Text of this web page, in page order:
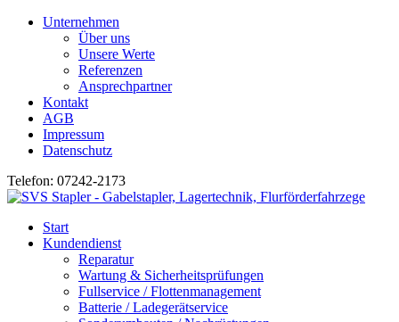
Unternehmen
Über uns
Unsere Werte
Referenzen
Ansprechpartner
Kontakt
AGB
Impressum
Datenschutz
Telefon: 07242-2173
Start
Kundendienst
Reparatur
Wartung & Sicherheitsprüfungen
Fullservice / Flottenmanagement
Batterie / Ladegerätservice